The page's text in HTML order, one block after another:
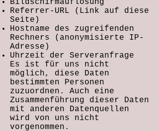
Bildschirmauflösung
Referrer-URL (Link auf diese
Seite)
Hostname des zugreifenden
Rechners (anonymisierte IP-
Adresse)
Uhrzeit der Serveranfrage
Es ist für uns nicht
möglich, diese Daten
bestimmten Personen
zuzuordnen. Auch eine
Zusammenführung dieser Daten
mit anderen Datenquellen
wird von uns nicht
vorgenommen.